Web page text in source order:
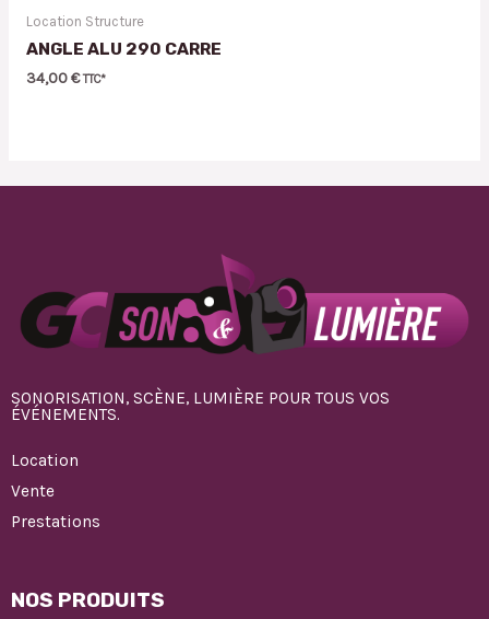
Location Structure
ANGLE ALU 290 CARRE
34,00€ TTC*
SONORISATION, SCÈNE, LUMIÈRE POUR TOUS VOS
ÉVÉNEMENTS.
Location
Vente
Prestations
NOS PRODUITS